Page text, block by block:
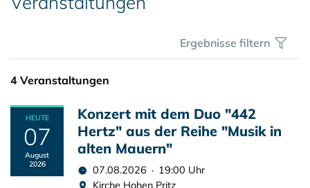
Ergebnisse filtern
4 Veranstaltungen
HEUTE
07
August
2026
Konzert mit dem Duo "442
Hertz" aus der Reihe "Musik in
alten Mauern"
07.08.2026 · 19:00 Uhr
Kirche Hohen Pritz